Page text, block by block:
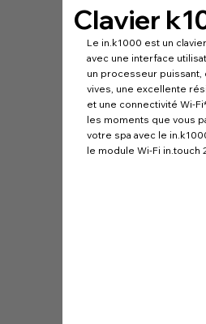
Clavier
Le in.k1000 est un
avec une interface
un processeur puissant,
vives, une excellente
et une connectivité Wi-
les moments que vous
votre spa avec le
le module Wi-Fi in.touch